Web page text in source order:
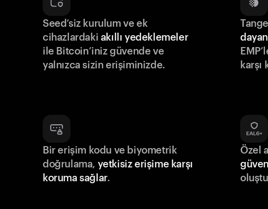
Seed’siz kurulum ve ek
cihazlardaki akıllı yedeklemeler
ile Bitcoin’iniz güvende ve
yalnızca sizin erişiminizde.
karşı
Bir erişim kodu ve biyometrik
doğrulama, yetkisiz erişime karşı
koruma sağlar.
Özel